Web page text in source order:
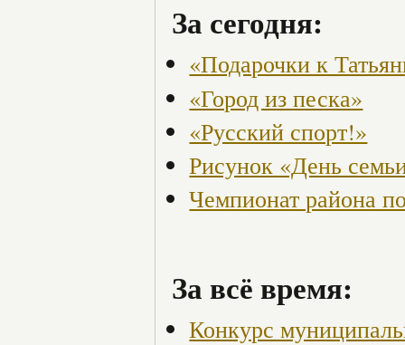
За сегодня:
«Подарочки к
«Город из песка»
«Русский спорт!»
Рисунок «День
Чемпионат района
За всё время:
Конкурс